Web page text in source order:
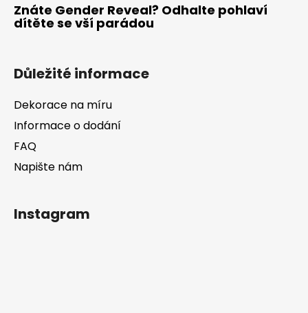
Znáte Gender Reveal? Odhalte pohlaví
dítěte se vší parádou
Důležité informace
Dekorace na míru
Informace o dodání
FAQ
Napište nám
Instagram